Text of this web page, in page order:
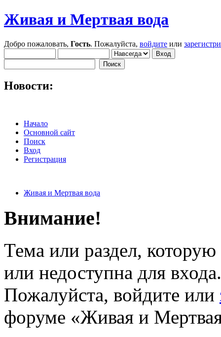
Живая и Мертвая вода
Добро пожаловать, Гость. Пожалуйста, войдите или
Новости:
Начало
Основной сайт
Поиск
Вход
Регистрация
Живая и Мертвая вода
Внимание!
Тема или раздел,
или недоступна для входа.
Пожалуйста, войдите или
форуме «Живая и